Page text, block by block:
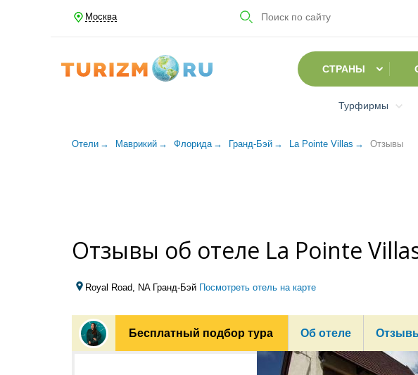
Москва
СТРАНЫ
Турфирмы
Отели Маврикий Флорида Гранд-Бэй La Pointe Villas Oтзывы
Отзывы об отеле La Pointe
Royal Road, NA Гранд-Бэй Посмотреть отель на карте
Бесплатный подбор тура Об отеле